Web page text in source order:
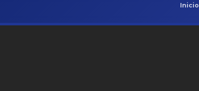
Inicio